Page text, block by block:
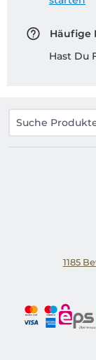
Häufige
Hast Du
1185